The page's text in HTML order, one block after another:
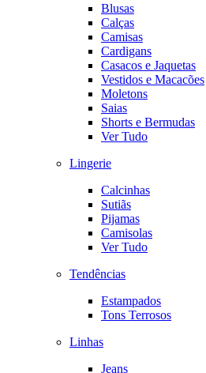
Blusas
Calças
Camisas
Cardigans
Casacos e Jaquetas
Vestidos e Macacões
Moletons
Saias
Shorts e Bermudas
Ver Tudo
Lingerie
Calcinhas
Sutiãs
Pijamas
Camisolas
Ver Tudo
Tendências
Estampados
Tons Terrosos
Linhas
Jeans